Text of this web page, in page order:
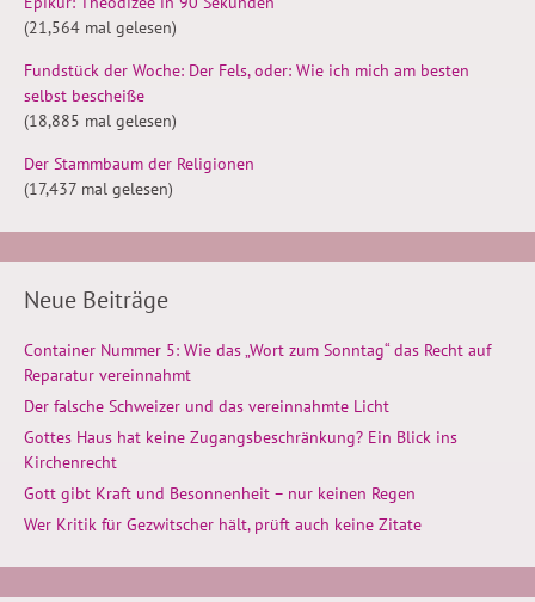
(21,564 mal gelesen)
Fundstück der Woche: Der Fels, oder: Wie ich mich am besten
selbst bescheiße
(18,885 mal gelesen)
Der Stammbaum der Religionen
(17,437 mal gelesen)
Neue Beiträge
Container Nummer 5: Wie das „Wort zum Sonntag“ das Recht auf
Reparatur vereinnahmt
Der falsche Schweizer und das vereinnahmte Licht
Gottes Haus hat keine Zugangsbeschränkung? Ein Blick ins
Kirchenrecht
Gott gibt Kraft und Besonnenheit – nur keinen Regen
Wer Kritik für Gezwitscher hält, prüft auch keine Zitate